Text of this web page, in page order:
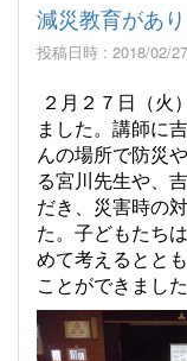
減災教育があり
投稿日時 : 2018/02/27
２月２７日（火
ました。講師に
んの場所で防災
る宮川先生や、
だき、災害時の
た。子どもたち
めて考えるとと
ことができました